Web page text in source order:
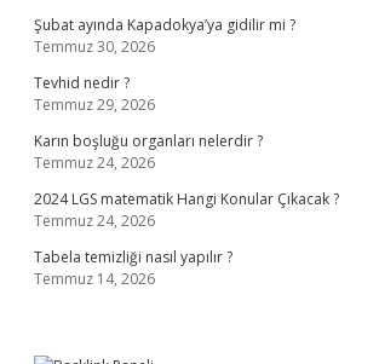
Şubat ayında Kapadokya’ya gidilir mi ?
Temmuz 30, 2026
Tevhid nedir ?
Temmuz 29, 2026
Karın boşluğu organları nelerdir ?
Temmuz 24, 2026
2024 LGS matematik Hangi Konular Çıkacak ?
Temmuz 24, 2026
Tabela temizliği nasıl yapılır ?
Temmuz 14, 2026